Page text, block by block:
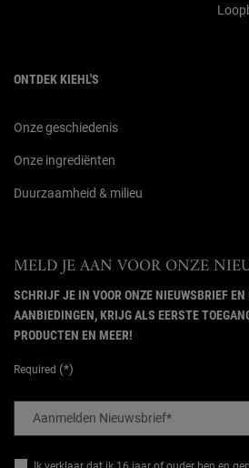
ONTDEK KIEHL'S
Onze geschiedenis
Onze ingrediënten
Duurzaamheid & milieu
MELD JE AAN VOOR ONZE
SCHRIJF JE IN VOOR ONZE NIEUWSBRIEF
AANBIEDINGEN, KRIJG ALS EERSTE
PRODUCTEN EN MEER!
Required (*)
Aanmelden Nieuwsbrief*